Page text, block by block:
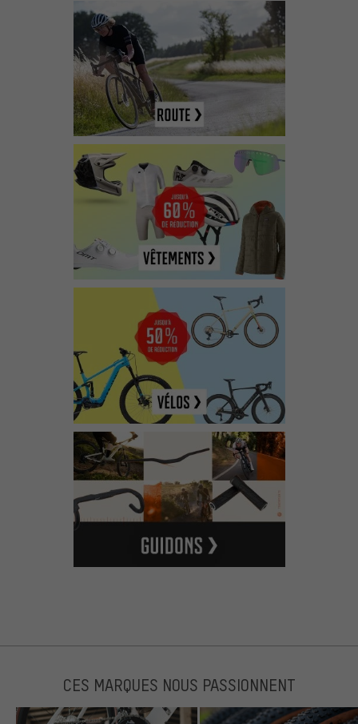
CES MARQUES NOUS PASSIONNENT